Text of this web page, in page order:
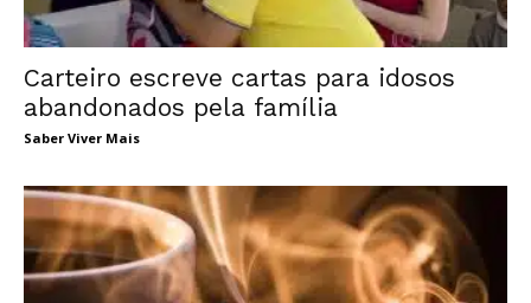
Carteiro escreve cartas para idosos
abandonados pela família
Saber Viver Mais